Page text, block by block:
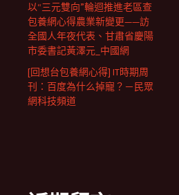
以“三元雙向”輪迴推進老區查
包養網心得農業新變更——訪
全國人年夜代表、甘肅省慶陽
市委書記黃澤元_中國網
[回想台包養網心得] IT時期周
刊：百度為什么掉寵？－民眾
網科技頻道